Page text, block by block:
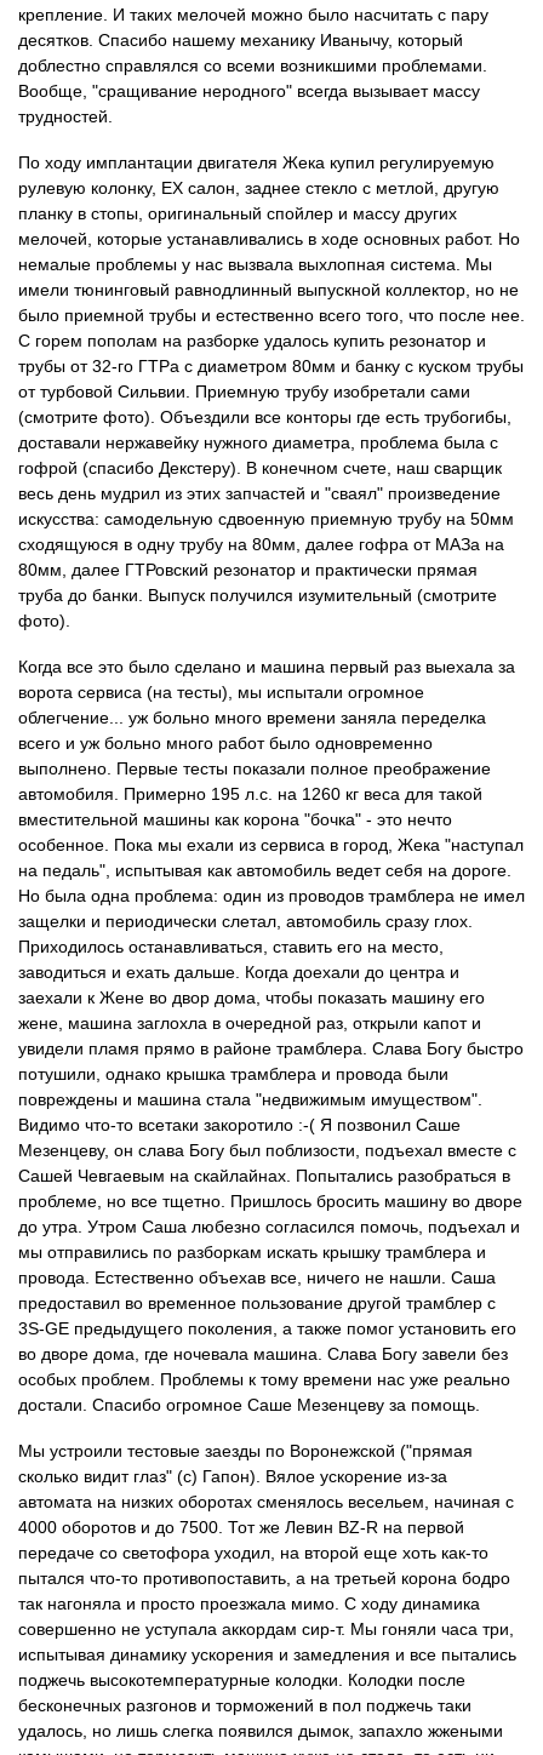
крепление. И таких мелочей можно было насчитать с пару
десятков. Спасибо нашему механику Иванычу, который
доблестно справлялся со всеми возникшими проблемами.
Вообще, "сращивание неродного" всегда вызывает массу
трудностей.
По ходу имплантации двигателя Жека купил регулируемую
рулевую колонку, EX салон, заднее стекло с метлой, другую
планку в стопы, оригинальный спойлер и массу других
мелочей, которые устанавливались в ходе основных работ. Но
немалые проблемы у нас вызвала выхлопная система. Мы
имели тюнинговый равнодлинный выпускной коллектор, но не
было приемной трубы и естественно всего того, что после нее.
С горем пополам на разборке удалось купить резонатор и
трубы от 32-го ГТРа с диаметром 80мм и банку с куском трубы
от турбовой Сильвии. Приемную трубу изобретали сами
(смотрите фото). Объездили все конторы где есть трубогибы,
доставали нержавейку нужного диаметра, проблема была с
гофрой (спасибо Декстеру). В конечном счете, наш сварщик
весь день мудрил из этих запчастей и "сваял" произведение
искусства: самодельную сдвоенную приемную трубу на 50мм
сходящуюся в одну трубу на 80мм, далее гофра от МАЗа на
80мм, далее ГТРовский резонатор и практически прямая
труба до банки. Выпуск получился изумительный (смотрите
фото).
Когда все это было сделано и машина первый раз выехала за
ворота сервиса (на тесты), мы испытали огромное
облегчение... уж больно много времени заняла переделка
всего и уж больно много работ было одновременно
выполнено. Первые тесты показали полное преображение
автомобиля. Примерно 195 л.с. на 1260 кг веса для такой
вместительной машины как корона "бочка" - это нечто
особенное. Пока мы ехали из сервиса в город, Жека "наступал
на педаль", испытывая как автомобиль ведет себя на дороге.
Но была одна проблема: один из проводов трамблера не имел
защелки и периодически слетал, автомобиль сразу глох.
Приходилось останавливаться, ставить его на место,
заводиться и ехать дальше. Когда доехали до центра и
заехали к Жене во двор дома, чтобы показать машину его
жене, машина заглохла в очередной раз, открыли капот и
увидели пламя прямо в районе трамблера. Слава Богу быстро
потушили, однако крышка трамблера и провода были
повреждены и машина стала "недвижимым имуществом".
Видимо что-то всетаки закоротило :-( Я позвонил Саше
Мезенцеву, он слава Богу был поблизости, подъехал вместе с
Сашей Чевгаевым на скайлайнах. Попытались разобраться в
проблеме, но все тщетно. Пришлось бросить машину во дворе
до утра. Утром Саша любезно согласился помочь, подъехал и
мы отправились по разборкам искать крышку трамблера и
провода. Естественно объехав все, ничего не нашли. Саша
предоставил во временное пользование другой трамблер с
3S-GE предыдущего поколения, а также помог установить его
во дворе дома, где ночевала машина. Слава Богу завели без
особых проблем. Проблемы к тому времени нас уже реально
достали. Спасибо огромное Саше Мезенцеву за помощь.
Мы устроили тестовые заезды по Воронежской ("прямая
сколько видит глаз" (с) Гапон). Вялое ускорение из-за
автомата на низких оборотах сменялось весельем, начиная с
4000 оборотов и до 7500. Тот же Левин BZ-R на первой
передаче со светофора уходил, на второй еще хоть как-то
пытался что-то противопоставить, а на третьей корона бодро
так нагоняла и просто проезжала мимо. С ходу динамика
совершенно не уступала аккордам сир-т. Мы гоняли часа три,
испытывая динамику ускорения и замедления и все пытались
поджечь высокотемпературные колодки. Колодки после
бесконечных разгонов и торможений в пол поджечь таки
удалось, но лишь слегка появился дымок, запахло жжеными